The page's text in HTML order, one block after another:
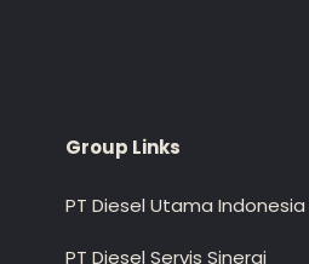
Group Links
PT Diesel Utama Indonesia
PT Diesel Servis Sinergi